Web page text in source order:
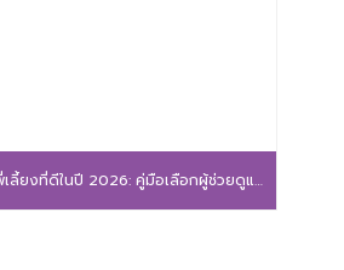
ปี 2026: คู่มือเลือกผู้ช่วยดูแลลูกน้อยให้ปลอดภัยและอุ่นใจ